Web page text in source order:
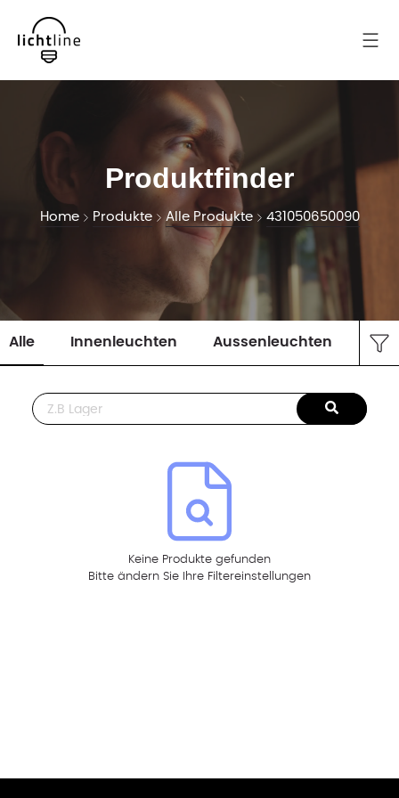
Produktfinder
Home Produkte Alle Produkte 431050650090
Alle Innenleuchten Aussenleuchten
This is a search field with an auto-suggest feature attached.
Keine Produkte gefunden
Bitte ändern Sie Ihre Filtereinstellungen